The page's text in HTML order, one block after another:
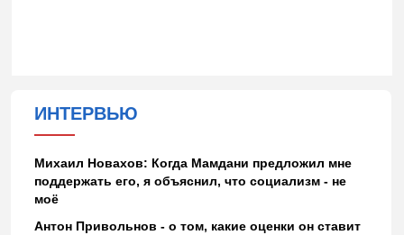
ИНТЕРВЬЮ
Михаил Новахов: Когда Мамдани предложил мне
поддержать его, я объяснил, что социализм - не
моё
Антон Привольнов - о том, какие оценки он ставит